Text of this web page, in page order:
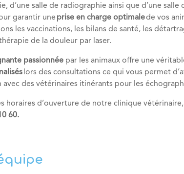
d’une salle de radiographie ainsi que d’une
garantir une prise en charge optimalede vos
les vaccinations, les bilans de santé, les
de la douleur par laser.
passionnée par les animaux offre une
lors des consultations ce qui vous permet
des vétérinaires itinérants pour les
horaires d’ouverture de notre clinique
60.